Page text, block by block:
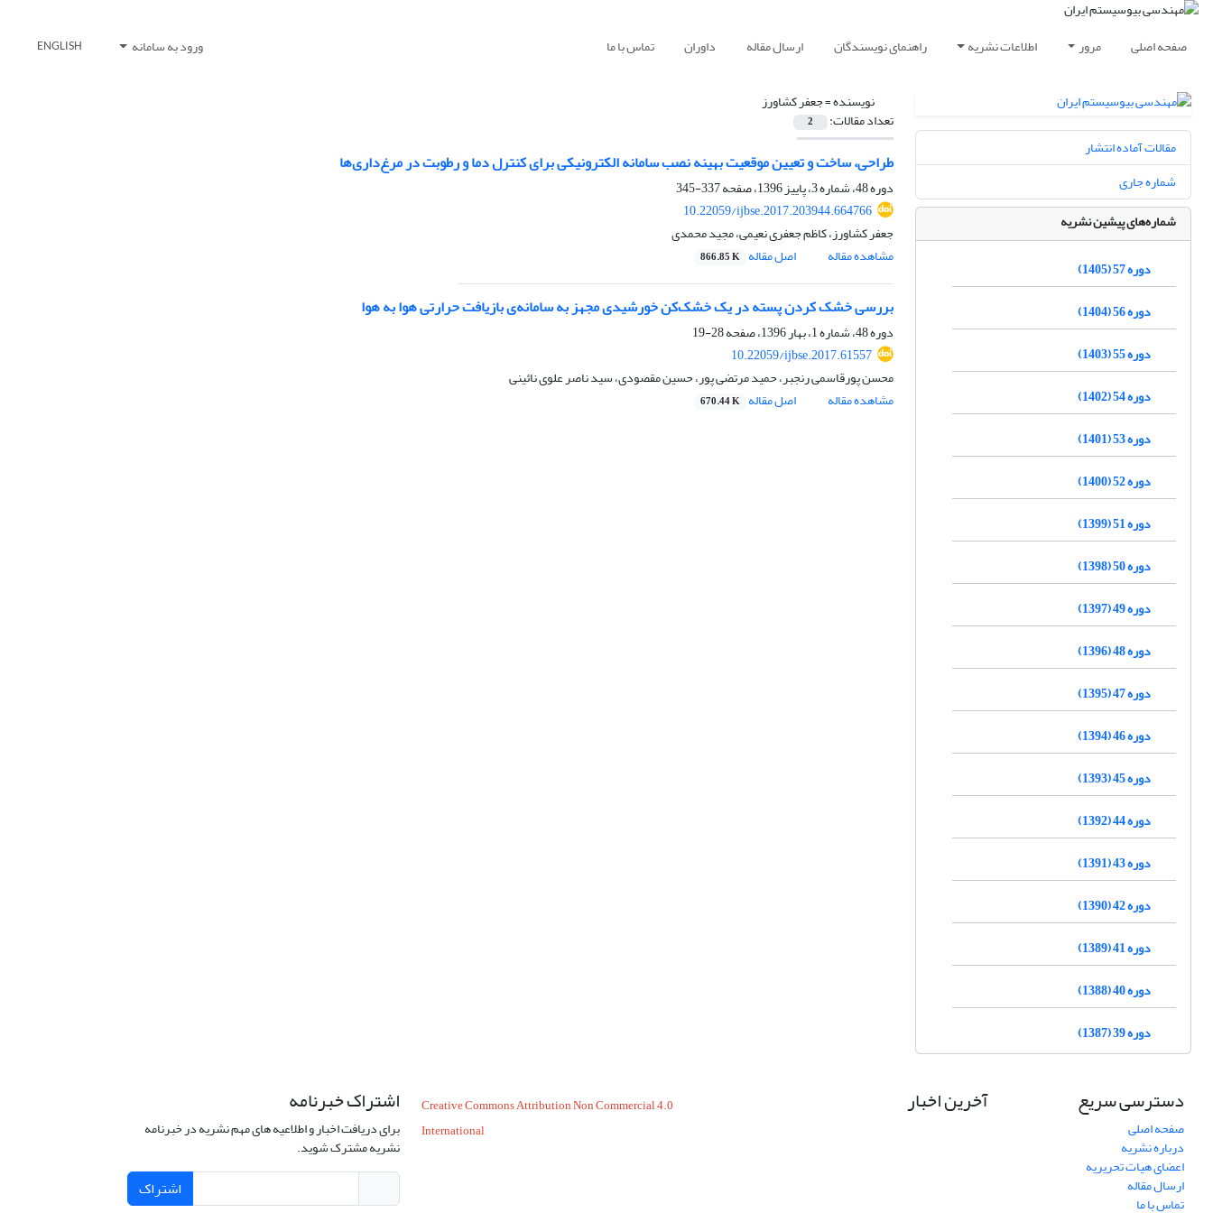
صفحه اصلی مرور اطلاعات نشریه راهنمای نویسندگان ارسال مقاله داوران تماس با ما ورود به سامانه ENGLISH
نویسنده =جعفر کشاورز
تعداد مقالات: 2
طراحی، ساخت و تعیین موقعیت بهینه نصب سامانه الکترونیکی برای کنترل دما و رطوبت در مرغ‌داری‌ها
دوره 48، شماره 3، پاییز 1396، صفحه
337-345
10.22059/ijbse.2017.203944.664766
جعفر کشاورز، کاظم جعفری نعیمی، مجید محمدی
مشاهده مقاله
اصل مقاله 866.85 K
بررسی خشک کردن پسته در یک خشک‌کن خورشیدی مجهز به سامانه‌ی بازیافت حرارتی هوا به هوا
دوره 48، شماره 1، بهار 1396، صفحه
28-19
10.22059/ijbse.2017.61557
محسن پورقاسمی رنجبر، حمید مرتضی پور، حسین مقصودی، سید ناصر علوی نائینی
مشاهده مقاله
اصل مقاله 670.44 K
مقالات آماده انتشار
شماره جاری
شماره‌های پیشین نشریه
دوره 57 (1405)
دوره 56 (1404)
دوره 55 (1403)
دوره 54 (1402)
دوره 53 (1401)
دوره 52 (1400)
دوره 51 (1399)
دوره 50 (1398)
دوره 49 (1397)
دوره 48 (1396)
دوره 47 (1395)
دوره 46 (1394)
دوره 45 (1393)
دوره 44 (1392)
دوره 43 (1391)
دوره 42 (1390)
دوره 41 (1389)
دوره 40 (1388)
دوره 39 (1387)
دسترسی سریع
صفحه اصلی
درباره نشریه
اعضای هیات تحریریه
ارسال مقاله
تماس با ما
آخرین اخبار
Creative Commons Attribution Non Commercial 4.0
International
اشتراک خبرنامه
برای دریافت اخبار و اطلاعیه های مهم نشریه در خبرنامه
نشریه مشترک شوید.
اشتراک